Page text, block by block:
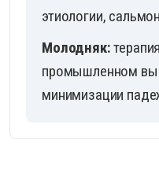
этиологии,
Молодняк:
промышленном
минимизации